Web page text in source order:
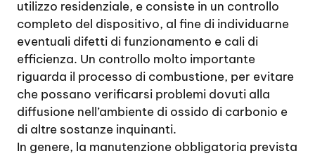
utilizzo residenziale, e consiste in un controllo
completo del dispositivo, al fine di individuarne
eventuali difetti di funzionamento e cali di
efficienza. Un controllo molto importante
riguarda il processo di combustione, per evitare
che possano verificarsi problemi dovuti alla
diffusione nell’ambiente di ossido di carbonio e
di altre sostanze inquinanti.
In genere, la manutenzione obbligatoria prevista